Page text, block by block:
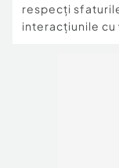
respecți
interacțiunile cu